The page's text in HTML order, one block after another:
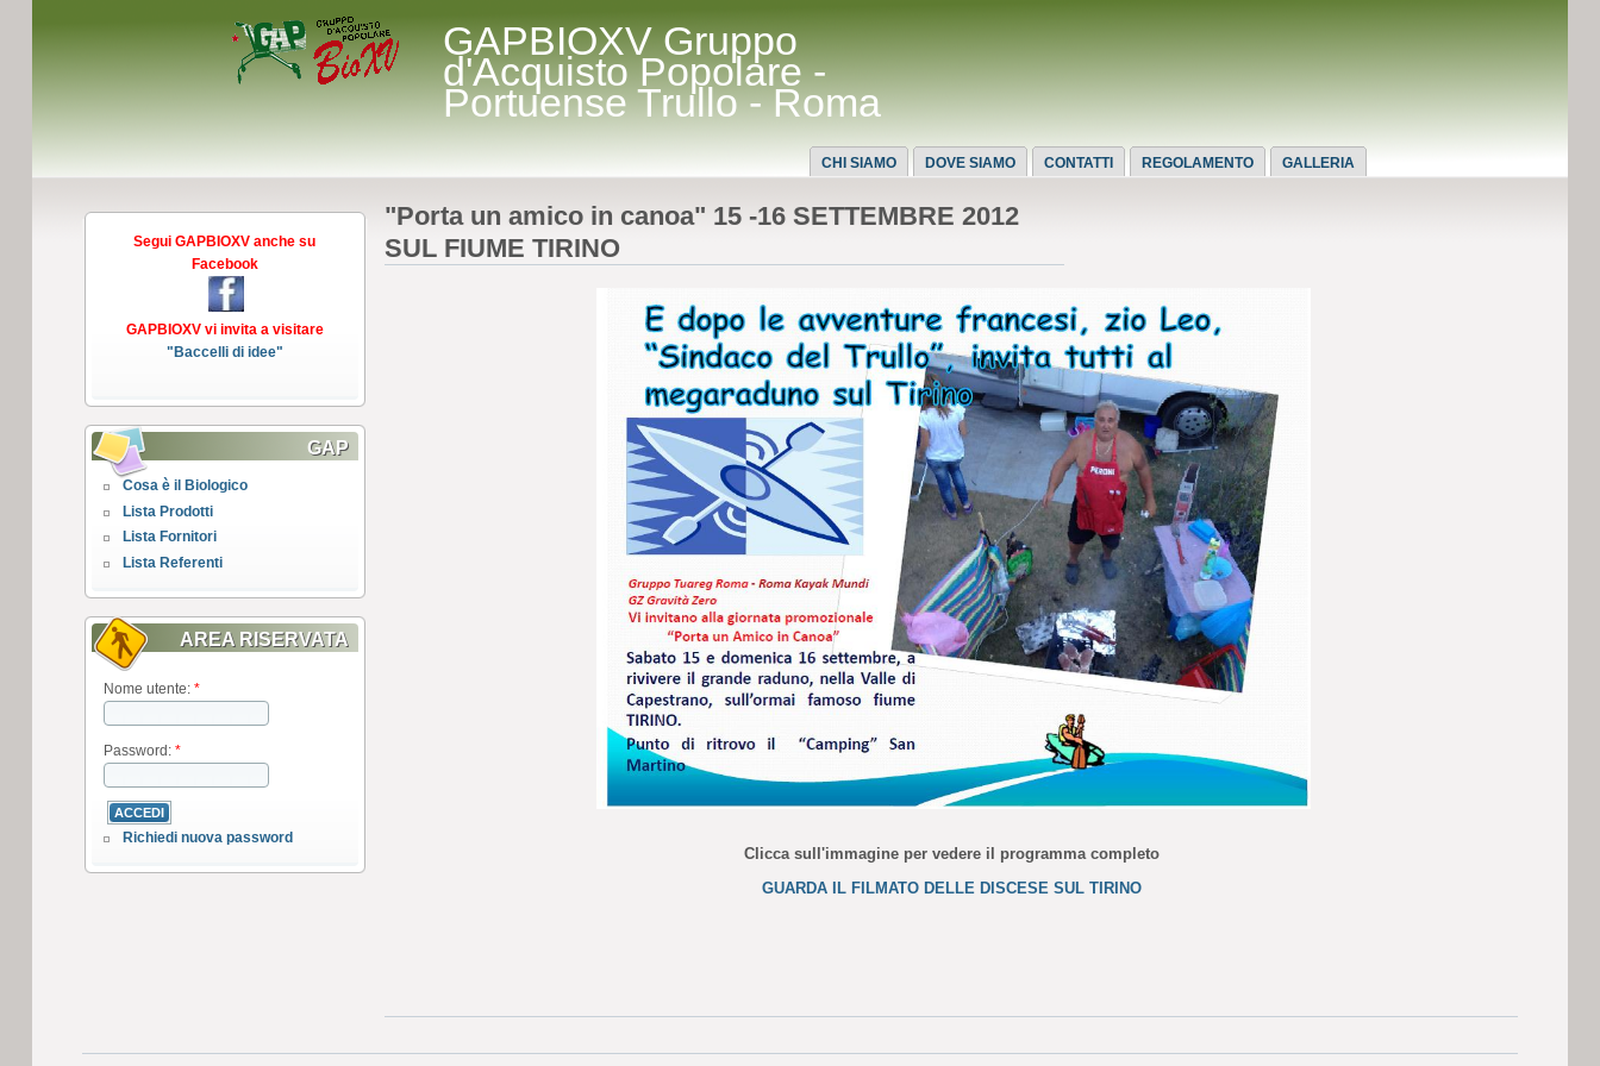
GAPBIOXV Gruppo
d'Acquisto Popolare -
Portuense Trullo - Roma
CHI SIAMO DOVE SIAMO CONTATTI REGOLAMENTO GALLERIA
Segui GAPBIOXV anche su
Facebook
GAPBIOXV vi invita a visitare
"Baccelli di idee"
GAP
Cosa è il Biologico
Lista Prodotti
Lista Fornitori
Lista Referenti
AREA RISERVATA
Nome utente: *
Password: *
Richiedi nuova password
"Porta un amico in canoa" 15 -16 SETTEMBRE 2012
SUL FIUME TIRINO
Clicca sull'immagine per vedere il programma completo
GUARDA IL FILMATO DELLE DISCESE SUL TIRINO